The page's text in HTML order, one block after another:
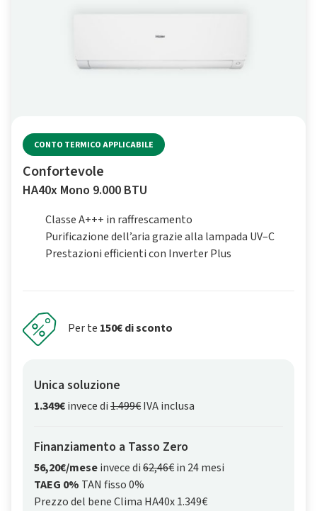
CONTO TERMICO APPLICABILE
Confortevole
HA40x Mono 9.000 BTU
Classe A+++ in raffrescamento
Purificazione dell’aria grazie alla lampada UV–C
Prestazioni efficienti con Inverter Plus
Per te 150€ di sconto
Unica soluzione
1.349€invece di1.499€IVA inclusa
Finanziamento a Tasso Zero
56,20€/meseinvece di62,46€in 24 mesi
TAEG 0% TAN fisso 0%
Prezzo del bene Clima HA40x 1.349€